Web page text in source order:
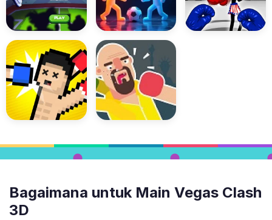
Bagaimana untuk Main Vegas Clash
3D